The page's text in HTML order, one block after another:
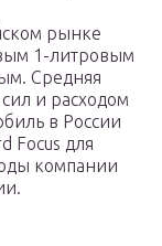
рынке
1-литровым
Средняя
и расходом
в России
Focus для
компании